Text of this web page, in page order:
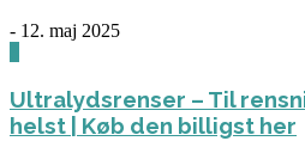
- 12. maj 2025
Ultralydsrenser – Til
helst | Køb den billigst her